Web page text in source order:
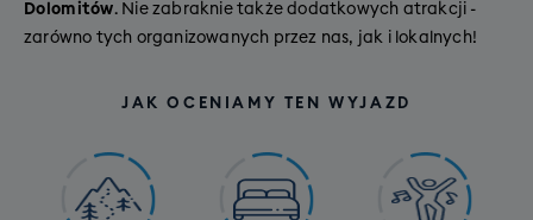
Dolomitów. Nie zabraknie także dodatkowych atrakcji -
zarówno tych organizowanych przez nas, jak i lokalnych!
JAK OCENIAMY TEN WYJAZD